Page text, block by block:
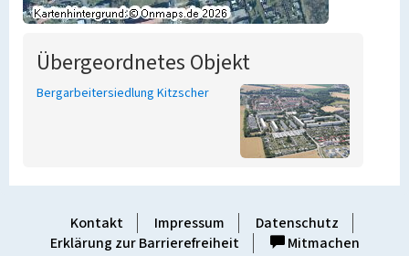
Übergeordnetes Objekt
Bergarbeitersiedlung Kitzscher
Kontakt Impressum
Datenschutz
Erklärung zur Barrierefreiheit
Mitmachen